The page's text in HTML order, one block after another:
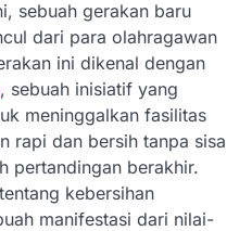
sebuah gerakan baru
dari para olahragawan
ini dikenal dengan
, sebuah inisiatif yang
meninggalkan fasilitas
rapi dan bersih tanpa sisa
pertandingan berakhir.
kebersihan
manifestasi dari nilai-